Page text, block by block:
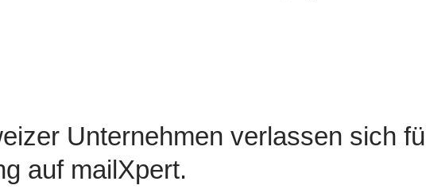
Unternehmen verlassen sich
auf mailXpert.